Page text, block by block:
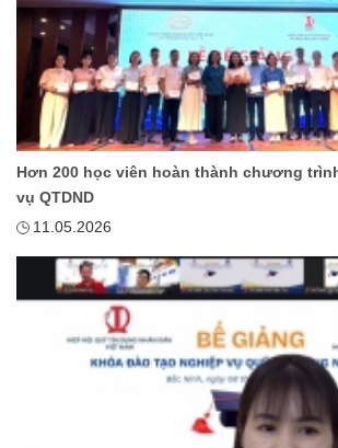
Hơn 200 học viên hoàn thành chương
vụ QTDND
11.05.2026